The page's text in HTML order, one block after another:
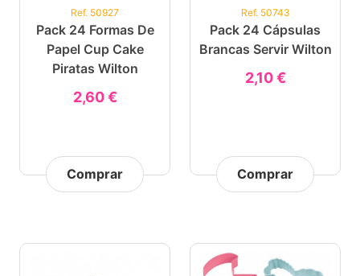
Ref. 50927
Pack 24 Formas De
Papel Cup Cake
Piratas Wilton
2,60 €
Comprar
Ref. 50743
Pack 24 Cápsulas
Brancas Servir Wilton
2,10 €
Comprar